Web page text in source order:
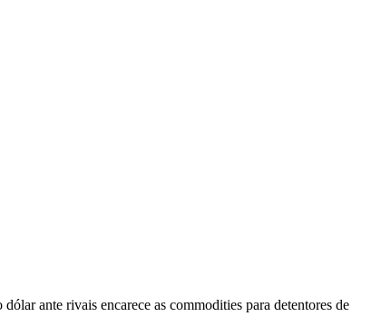
ante rivais encarece as commodities para detentores de